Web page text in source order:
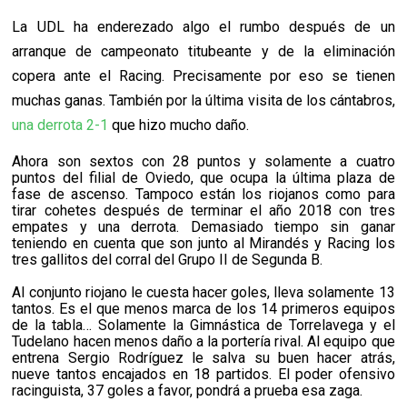
La UDL ha enderezado algo el rumbo después de un
arranque de campeonato titubeante y de la eliminación
copera ante el Racing. Precisamente por eso se tienen
muchas ganas. También por la última visita de los cántabros,
una derrota 2-1 que hizo mucho daño.
Ahora son sextos con 28 puntos y solamente a cuatro
puntos del filial de Oviedo, que ocupa la última plaza de
fase de ascenso. Tampoco están los riojanos como para
tirar cohetes después de terminar el año 2018 con tres
empates y una derrota. Demasiado tiempo sin ganar
teniendo en cuenta que son junto al Mirandés y Racing los
tres gallitos del corral del Grupo II de Segunda B.
Al conjunto riojano le cuesta hacer goles, lleva solamente 13
tantos. Es el que menos marca de los 14 primeros equipos
de la tabla… Solamente la Gimnástica de Torrelavega y el
Tudelano hacen menos daño a la portería rival. Al equipo que
entrena Sergio Rodríguez le salva su buen hacer atrás,
nueve tantos encajados en 18 partidos. El poder ofensivo
racinguista, 37 goles a favor, pondrá a prueba esa zaga.